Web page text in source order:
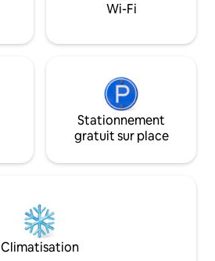
Wi-Fi
Stationnement
gratuit sur place
Climatisation